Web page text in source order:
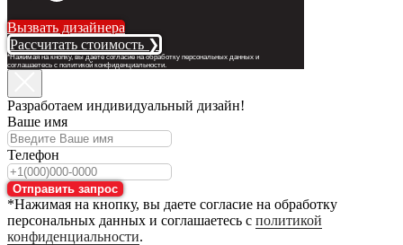
Вызвать дизайнера
Рассчитать стоимость ❯
*Нажимая на кнопку, вы даете согласие на обработку персональных данных и
соглашаетесь с политикой конфиденциальности.
Разработаем индивидуальный дизайн!
Ваше имя
Телефон
Отправить запрос
*Нажимая на кнопку, вы даете согласие на обработку
персональных данных и соглашаетесь с политикой
конфиденциальности.